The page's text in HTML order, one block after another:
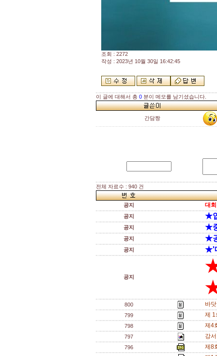
조회 : 2272
작성 : 2023년 10월 30일 16:42:45
이 글에 대해서 총 0 분이 메모를 남기셨습니다.
간담짱
전체 자료수 : 940 건
공지 대
공지 ★
공지 ★
공지 ★
공지 ★'
공지
800 바
799 제 1
798 제4
797 강
796 제8